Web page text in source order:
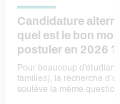
Candidature
quel est le bon
postuler en 2026 ?
Pour beaucoup
familles), la recherche
soulève la même